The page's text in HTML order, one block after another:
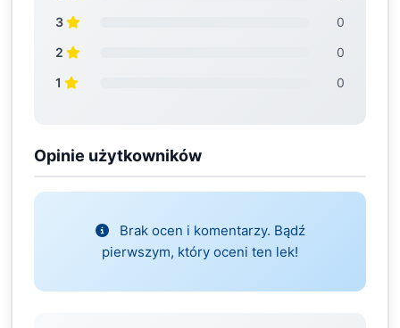
3
0
2
0
1
0
Opinie użytkowników
Brak ocen i komentarzy. Bądź
pierwszym, który oceni ten lek!